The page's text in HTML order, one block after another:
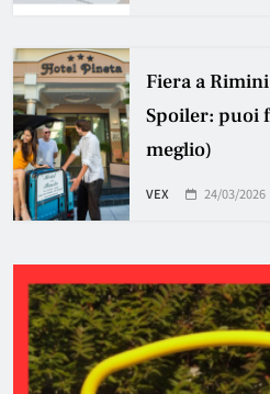
Fiera a
Spoiler: puoi
meglio)
VEX 24/03/2026